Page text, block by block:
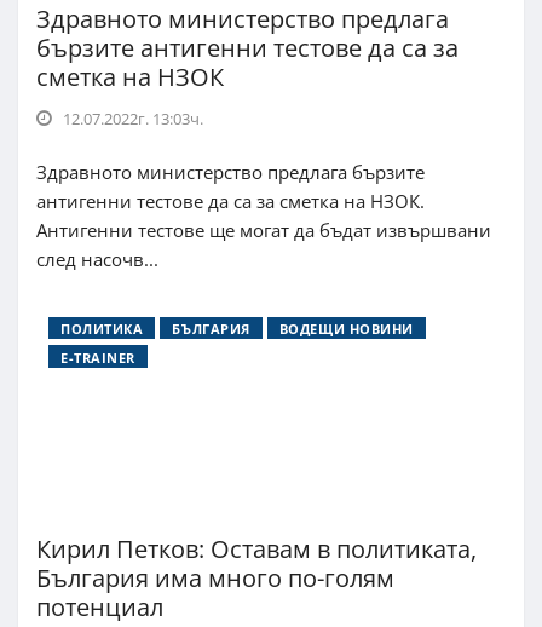
Здравното министерство предлага
бързите антигенни тестове да са за
сметка на НЗОК
12.07.2022г. 13:03ч.
Здравното министерство предлага бързите
антигенни тестове да са за сметка на НЗОК.
Антигенни тестове ще могат да бъдат извършвани
след насочв...
ПОЛИТИКА БЪЛГАРИЯ
ВОДЕЩИ НОВИНИ
E-TRAINER
Кирил Петков: Оставам в политиката,
България има много по-голям
потенциал